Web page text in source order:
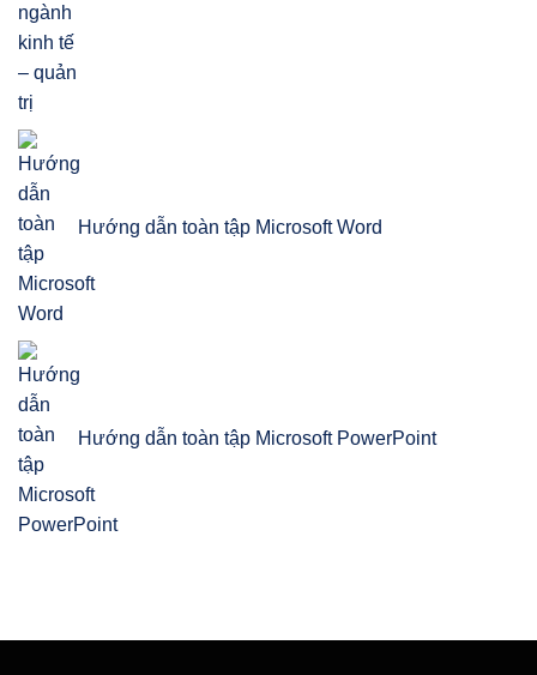
Hướng dẫn toàn tập Microsoft Word
Hướng dẫn toàn tập Microsoft PowerPoint